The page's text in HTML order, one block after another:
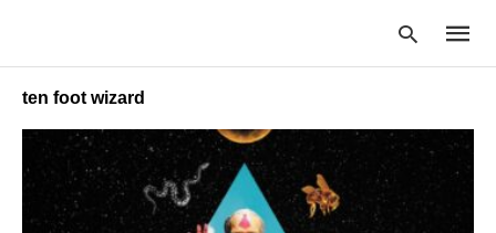
Type
ten foot wizard